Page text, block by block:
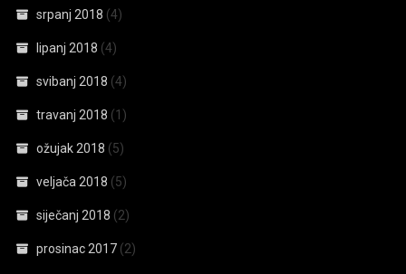
srpanj 2018 (4)
lipanj 2018 (4)
svibanj 2018 (4)
travanj 2018 (1)
ožujak 2018 (5)
veljača 2018 (5)
siječanj 2018 (2)
prosinac 2017 (2)